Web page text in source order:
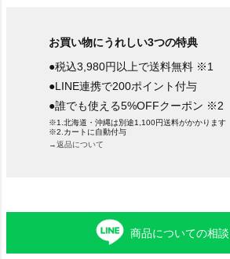
お買い物にうれしい3つの特典
●税込3,980円以上で送料無料 ※1
●LINE連携で200ポイント付与
●誰でも使える5%OFFクーポン ※2
※1.北海道・沖縄は別途1,100円送料がかかります
※2.カートに自動付与
→返品について
商品についての相